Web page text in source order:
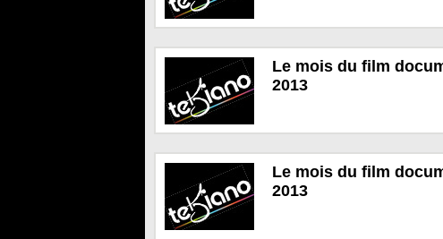
Le mois du film
2013
Le mois du film
2013